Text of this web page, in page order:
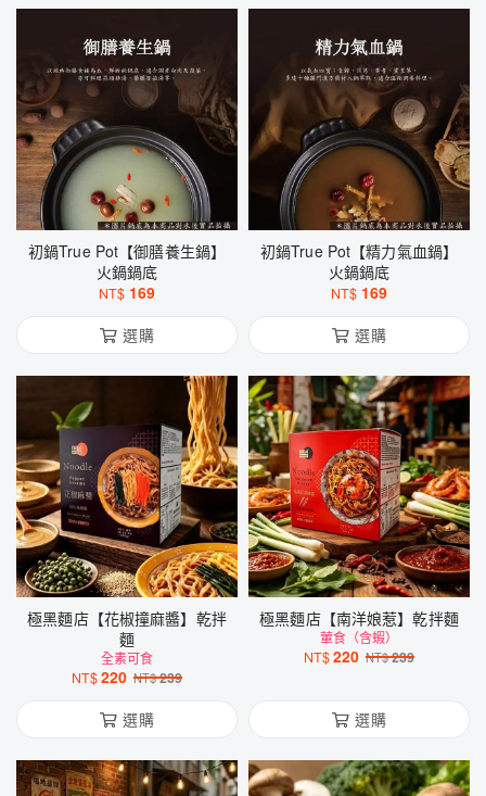
初鍋True Pot【御膳養生鍋】
火鍋鍋底
NT$ 169
選購
初鍋True Pot【精力氣血鍋】
火鍋鍋底
NT$ 169
選購
極黑麵店【花椒撞麻醬】乾拌
麵
全素可食
NT$220 NT$239
選購
極黑麵店【南洋娘惹】乾拌麵
葷食（含蝦）
NT$220 NT$239
選購